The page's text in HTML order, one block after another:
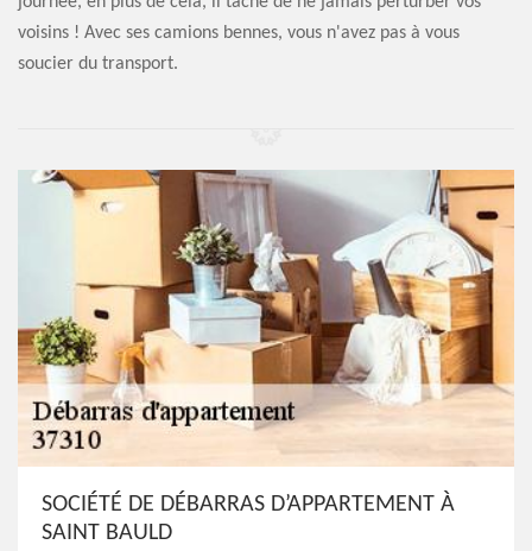
voisins ! Avec ses camions bennes, vous n'avez pas à vous
soucier du transport.
SOCIÉTÉ DE DÉBARRAS D’APPARTEMENT À
SAINT BAULD